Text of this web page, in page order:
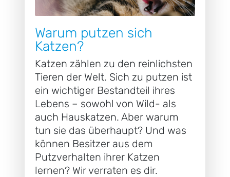
Warum putzen sich
Katzen?
Katzen zählen zu den reinlichsten
Tieren der Welt. Sich zu putzen ist
ein wichtiger Bestandteil ihres
Lebens – sowohl von Wild- als
auch Hauskatzen. Aber warum
tun sie das überhaupt? Und was
können Besitzer aus dem
Putzverhalten ihrer Katzen
lernen? Wir verraten es dir.